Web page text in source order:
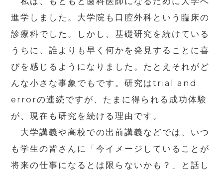
進学しました。大学院も口腔外科という臨床の
診療科でした。しかし、基礎研究を続けている
うちに、誰よりも早く何かを発見することに喜
びを感じるようになりました。たとえそれがど
んな小さな事象でもです。研究はtrial and
errorの連続ですが、たまに得られる成功体験
が、現在も研究を続ける理由です。
大学講義や高校での出前講義などでは、いつ
も学生の皆さんに「今イメージしていることが
将来の仕事になるとは限らないかも？」と話し